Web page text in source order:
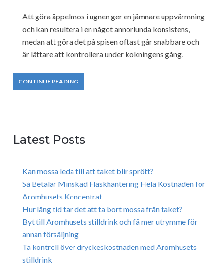
Att göra äppelmos i ugnen ger en jämnare uppvärmning
och kan resultera i en något annorlunda konsistens,
medan att göra det på spisen oftast går snabbare och
är lättare att kontrollera under kokningens gång.
CONTINUE READING
Latest Posts
Kan mossa leda till att taket blir sprött?
Så Betalar Minskad Flaskhantering Hela Kostnaden för
Aromhusets Koncentrat
Hur lång tid tar det att ta bort mossa från taket?
Byt till Aromhusets stilldrink och få mer utrymme för
annan försäljning
Ta kontroll över dryckeskostnaden med Aromhusets
stilldrink